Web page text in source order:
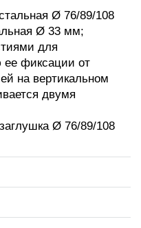
Ø 76/89/108
Ø 33 мм;
для
ее фиксации от
на вертикальном
двумя
Ø 76/89/108